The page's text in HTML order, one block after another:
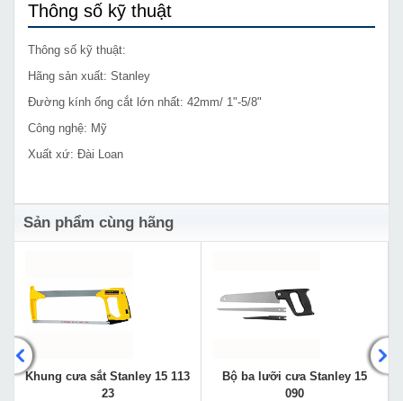
Thông số kỹ thuật
Thông số kỹ thuật:
Hãng sản xuất: Stanley
Đường kính ống cắt lớn nhất: 42mm/ 1"-5/8"
Công nghệ: Mỹ
Xuất xứ: Đài Loan
Sản phẩm cùng hãng
Khung cưa sắt Stanley 15 113
23
Bộ ba lưỡi cưa Stanley 15
090